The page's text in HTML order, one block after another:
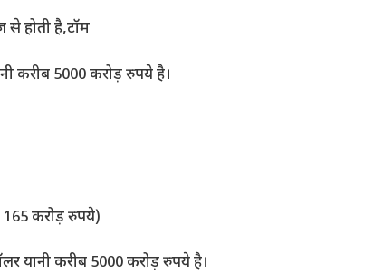
से होती है,टॉम
करीब 5000 करोड़ रुपये है।
करोड़ रुपये)
यानी करीब 5000 करोड़ रुपये है।